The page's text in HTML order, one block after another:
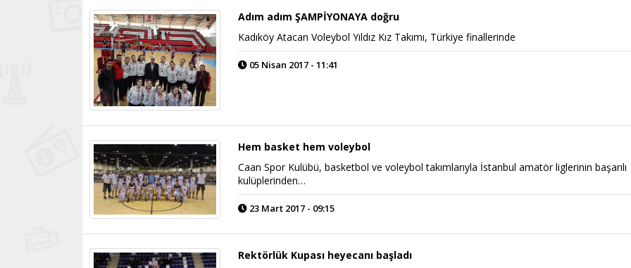
Adım adım ŞAMPİYONAYA doğru
Kadıköy Atacan Voleybol Yıldız Kız Takımı, Türkiye finallerinde
05 Nisan 2017 - 11:41
Hem basket hem voleybol
Caan Spor Kulübü, basketbol ve voleybol takımlarıyla İstanbul amatör liglerinin başarılı
kulüplerinden…
23 Mart 2017 - 09:15
Rektörlük Kupası heyecanı başladı